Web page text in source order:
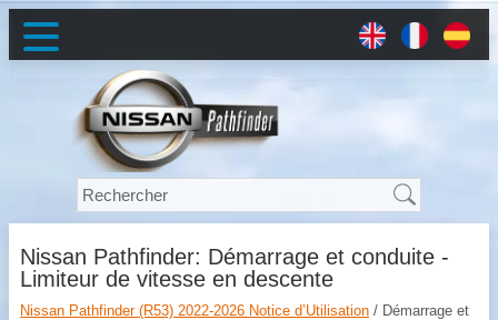
Nissan Pathfinder: Démarrage et conduite -
Limiteur de vitesse en descente
Nissan Pathfinder (R53) 2022-2026 Notice d’Utilisation / Démarrage et